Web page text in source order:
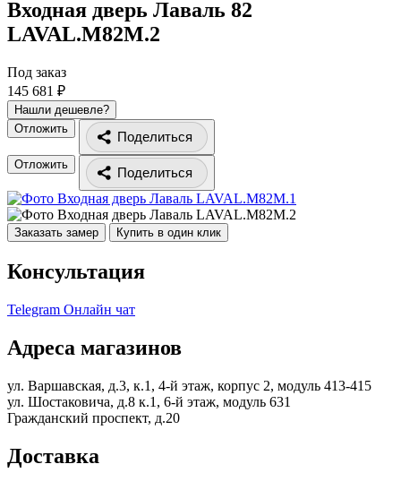
Входная дверь Лаваль 82
LAVAL.M82M.2
Под заказ
145 681 ₽
Нашли дешевле?
Отложить
Поделиться
Отложить
Поделиться
Заказать замер Купить в один клик
Консультация
Telegram Онлайн чат
Адреса магазинов
ул. Варшавская, д.3, к.1, 4-й этаж, корпус 2, модуль 413-415
ул. Шостаковича, д.8 к.1, 6-й этаж, модуль 631
Гражданский проспект, д.20
Доставка